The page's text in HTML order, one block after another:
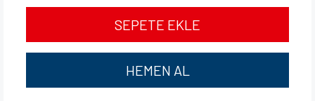
SEPETE EKLE
HEMEN AL